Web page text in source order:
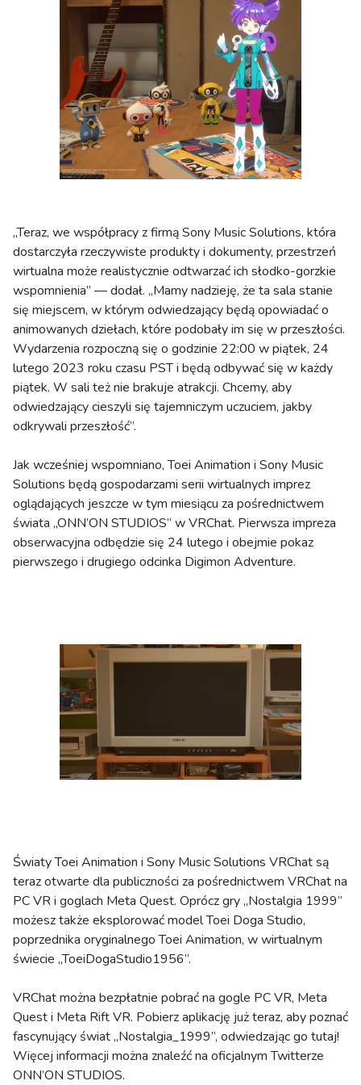
„Teraz, we współpracy z firmą Sony Music Solutions, która
dostarczyła rzeczywiste produkty i dokumenty, przestrzeń
wirtualna może realistycznie odtwarzać ich słodko-gorzkie
wspomnienia” — dodał. „Mamy nadzieję, że ta sala stanie
się miejscem, w którym odwiedzający będą opowiadać o
animowanych dziełach, które podobały im się w przeszłości.
Wydarzenia rozpoczną się o godzinie 22:00 w piątek, 24
lutego 2023 roku czasu PST i będą odbywać się w każdy
piątek. W sali też nie brakuje atrakcji. Chcemy, aby
odwiedzający cieszyli się tajemniczym uczuciem, jakby
odkrywali przeszłość”.
Jak wcześniej wspomniano, Toei Animation i Sony Music
Solutions będą gospodarzami serii wirtualnych imprez
oglądających jeszcze w tym miesiącu za pośrednictwem
świata „ONN’ON STUDIOS” w VRChat. Pierwsza impreza
obserwacyjna odbędzie się 24 lutego i obejmie pokaz
pierwszego i drugiego odcinka Digimon Adventure.
Światy Toei Animation i Sony Music Solutions VRChat są
teraz otwarte dla publiczności za pośrednictwem VRChat na
PC VR i goglach Meta Quest. Oprócz gry „Nostalgia 1999”
możesz także eksplorować model Toei Doga Studio,
poprzednika oryginalnego Toei Animation, w wirtualnym
świecie „ToeiDogaStudio1956”.
VRChat można bezpłatnie pobrać na gogle PC VR, Meta
Quest i Meta Rift VR. Pobierz aplikację już teraz, aby poznać
fascynujący świat „Nostalgia_1999”, odwiedzając go tutaj!
Więcej informacji można znaleźć na oficjalnym Twitterze
ONN’ON STUDIOS.